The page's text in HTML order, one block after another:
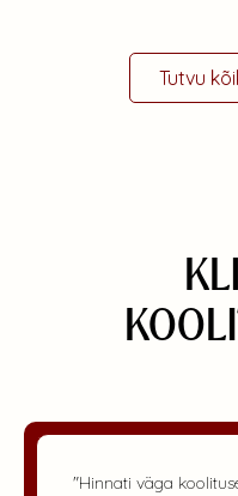
Tutvu
"Hinnati väga